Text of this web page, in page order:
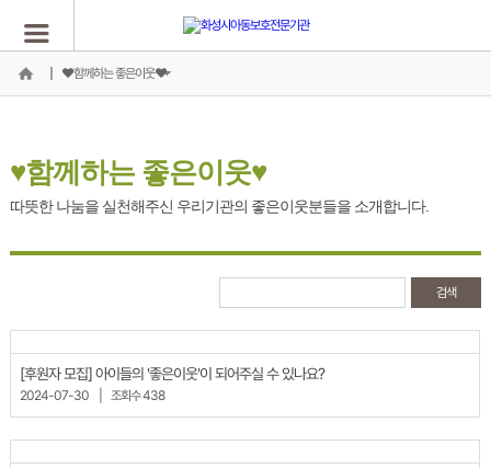
♥함께하는 좋은이웃♥
♥함께하는 좋은이웃♥
따뜻한 나눔을 실천해주신 우리기관의 좋은이웃분들을 소개합니다.
[후원자 모집] 아이들의 '좋은이웃'이 되어주실 수 있나요?
2024-07-30 조회수 438